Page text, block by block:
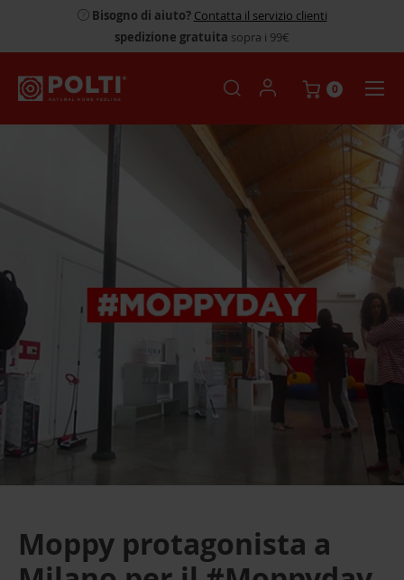
Bisogno di aiuto? Contatta il servizio clienti
spedizione gratuita sopra i 99€
0
Moppy protagonista a